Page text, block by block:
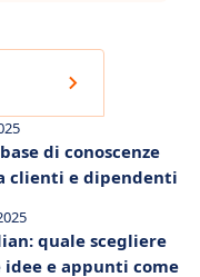
di conoscenze
clienti e dipendenti
quale scegliere
idee e appunti come